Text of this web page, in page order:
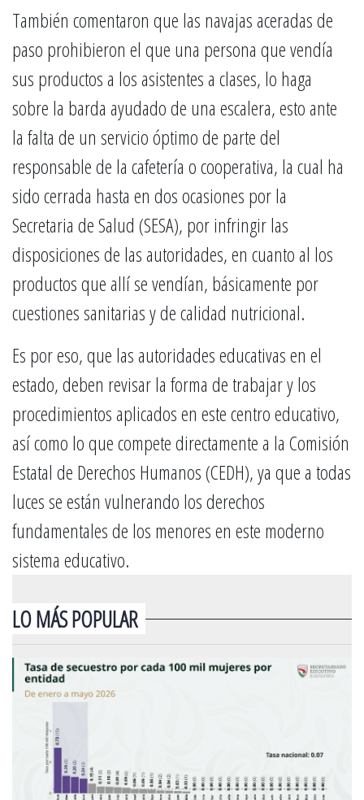
También comentaron que las navajas aceradas de
paso prohibieron el que una persona que vendía
sus productos a los asistentes a clases, lo haga
sobre la barda ayudado de una escalera, esto ante
la falta de un servicio óptimo de parte del
responsable de la cafetería o cooperativa, la cual ha
sido cerrada hasta en dos ocasiones por la
Secretaria de Salud (SESA), por infringir las
disposiciones de las autoridades, en cuanto al los
productos que allí se vendían, básicamente por
cuestiones sanitarias y de calidad nutricional.
Es por eso, que las autoridades educativas en el
estado, deben revisar la forma de trabajar y los
procedimientos aplicados en este centro educativo,
así como lo que compete directamente a la Comisión
Estatal de Derechos Humanos (CEDH), ya que a todas
luces se están vulnerando los derechos
fundamentales de los menores en este moderno
sistema educativo.
LO MÁS POPULAR